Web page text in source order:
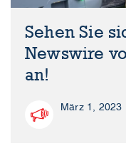
Sehen Sie
Newswire
an!
März 1, 2023